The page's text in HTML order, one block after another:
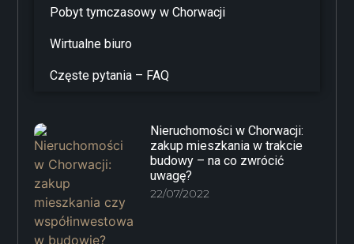
Pobyt tymczasowy w Chorwacji
Wirtualne biuro
Częste pytania – FAQ
Nieruchomości w Chorwacji:
zakup mieszkania w trakcie
budowy – na co zwrócić
uwagę?
22/07/2022